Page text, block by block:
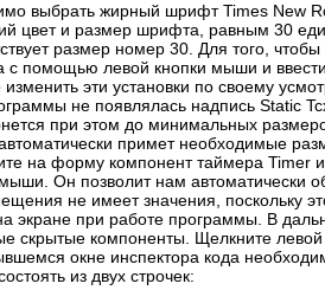
выбрать жирный шрифт Times New
цвет и размер шрифта, равным 30
размер номер 30. Для того,
с помощью левой кнопки мыши и
изменить эти установки по своему
не появлялась надпись Static
при этом до минимальных
примет необходимые
на форму компонент таймера Timer
Он позволит нам автоматически
не имеет значения, поскольку
экране при работе программы. В
скрытые компоненты. Щелкните
окне инспектора кода
из двух строчек: